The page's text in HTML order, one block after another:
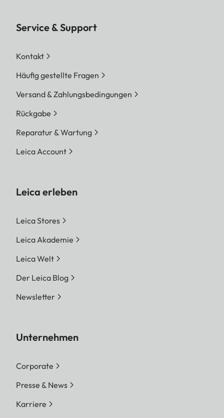
Service & Support
Kontakt
Häufig gestellte Fragen
Versand & Zahlungsbedingungen
Rückgabe
Reparatur & Wartung
Leica Account
Leica erleben
Leica Stores
Leica Akademie
Leica Welt
Der Leica Blog
Newsletter
Unternehmen
Corporate
Presse & News
Karriere